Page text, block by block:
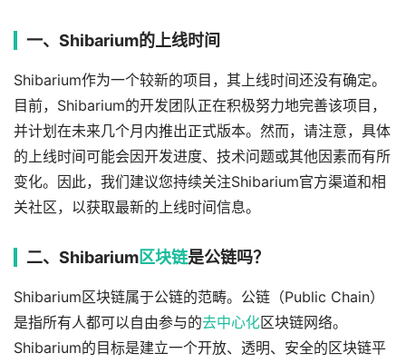
一、Shibarium的上线时间
Shibarium作为一个较新的项目，其上线时间还没有确定。
目前，Shibarium的开发团队正在积极努力地完善该项目，
并计划在未来几个月内推出正式版本。然而，请注意，具体
的上线时间可能会因开发进度、技术问题或其他因素而有所
变化。因此，我们建议您持续关注Shibarium官方渠道和相
关社区，以获取最新的上线时间信息。
二、Shibarium区块链是公链吗？
Shibarium区块链属于公链的范畴。公链（Public Chain）
是指所有人都可以自由参与的去中心化区块链网络。
Shibarium的目标是建立一个开放、透明、安全的区块链平